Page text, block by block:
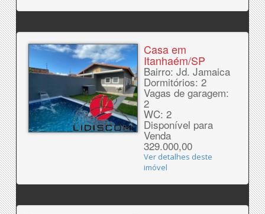
Casa em
Itanhaém/SP
Bairro: Jd. Jamaica
Dormitórios: 2
Vagas de garagem:
2
WC: 2
Disponível para
Venda
329.000,00
Ver detalhes deste
imóvel